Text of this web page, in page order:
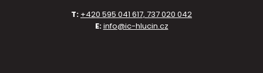
T: +420 595 041 617, 737 020 042
E:info@ic-hlucin.cz